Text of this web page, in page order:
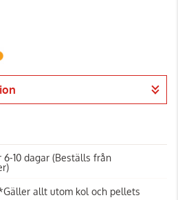
10 dagar (Beställs från
allt utom kol och pellets